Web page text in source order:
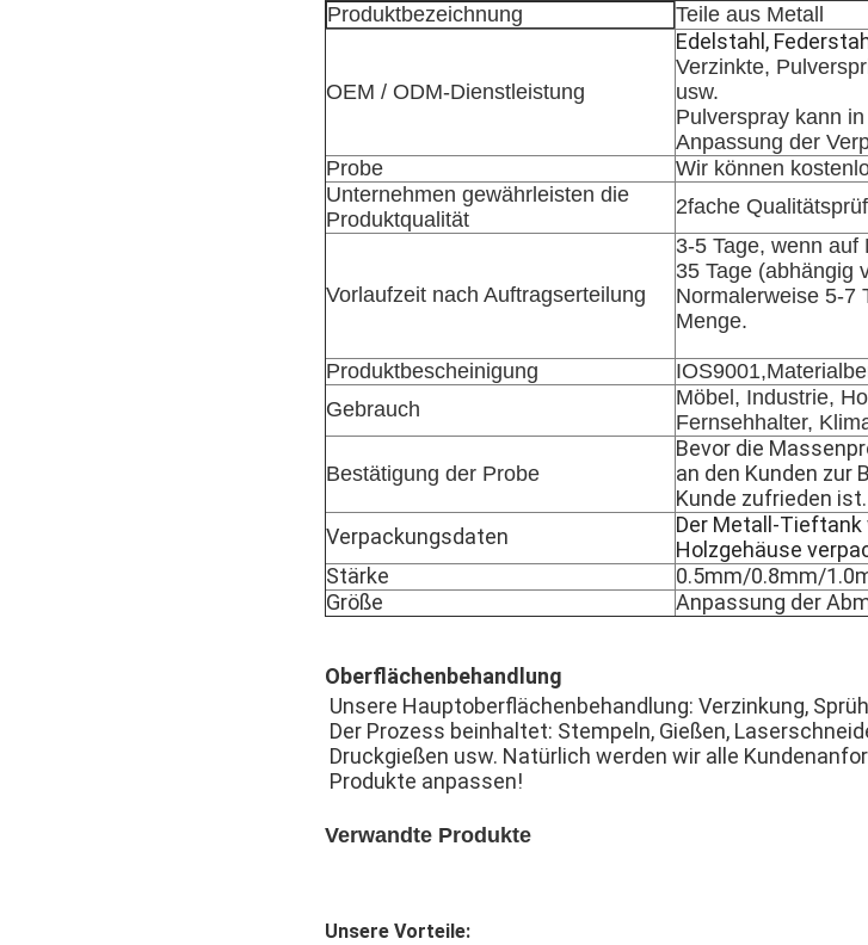
Produktbezeichnung Teile aus Metall
OEM / ODM-Dienstleistung
Edelstahl,
Verzinkte,
usw.
Pulverspray kann
Anpassung der
Probe
Wir können
Unternehmen gewährleisten die
Produktqualität
2fache
Vorlaufzeit nach Auftragserteilung
3-5 Tage, wenn
35 Tage (abhängig
Normalerweise 5-7
Menge.
Produktbescheinigung
Gebrauch
Möbel, Industrie,
Fernsehhalter,
Bestätigung der Probe
Bevor die
an den Kunden zur
Kunde zufrieden ist.
Verpackungsdaten
Der Metall-Tieftank
Holzgehäuse
Stärke
0.5mm/0.8mm/
Größe
Anpassung der
Oberflächenbehandlung
Unsere Hauptoberflächenbehandlung: Verzinkung,
Der Prozess beinhaltet: Stempeln, Gießen,
Druckgießen usw. Natürlich werden wir alle
Produkte anpassen!
Verwandte Produkte
Unsere Vorteile: